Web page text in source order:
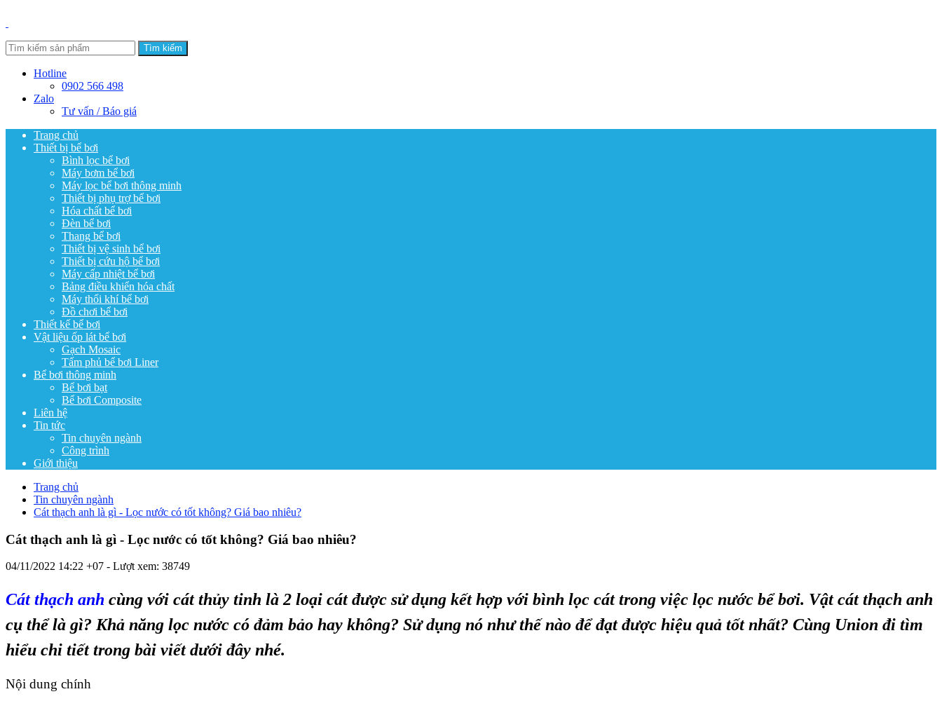
Tìm kiếm
Hotline
0902 566 498
Zalo
Tư vấn / Báo giá
Trang chủ
Thiết bị bể bơi
Bình lọc bể bơi
Máy bơm bể bơi
Máy lọc bể bơi thông minh
Thiết bị phụ trợ bể bơi
Hóa chất bể bơi
Đèn bể bơi
Thang bể bơi
Thiết bị vệ sinh bể bơi
Thiết bị cứu hộ bể bơi
Máy cấp nhiệt bể bơi
Bảng điều khiển hóa chất
Máy thổi khí bể bơi
Đồ chơi bể bơi
Thiết kế bể bơi
Vật liệu ốp lát bể bơi
Gạch Mosaic
Tấm phủ bể bơi Liner
Bể bơi thông minh
Bể bơi bạt
Bể bơi Composite
Liên hệ
Tin tức
Tin chuyên ngành
Công trình
Giới thiệu
Trang chủ
Tin chuyên ngành
Cát thạch anh là gì - Lọc nước có tốt không? Giá bao nhiêu?
Cát thạch anh là gì - Lọc nước có tốt không? Giá bao nhiêu?
04/11/2022 14:22 +07 - Lượt xem: 38749
Cát thạch anh cùng với cát thủy tinh là 2 loại cát được sử dụng kết hợp với bình lọc cát trong việc lọc nước bể bơi. Vật cát thạch anh
cụ thể là gì? Khả năng lọc nước có đảm bảo hay không? Sử dụng nó như thế nào để đạt được hiệu quả tốt nhất? Cùng Union đi tìm
hiểu chi tiết trong bài viết dưới đây nhé.
Nội dung chính